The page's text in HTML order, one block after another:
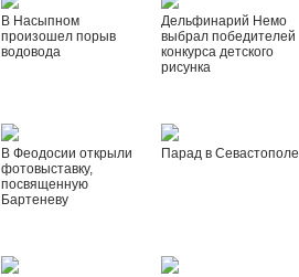
В Насыпном
произошел порыв
водовода
Дельфинарий Немо
выбрал победителей
конкурса детского
рисунка
В Феодосии открыли
фотовыставку,
посвященную
Бартеневу
Парад в Севастополе